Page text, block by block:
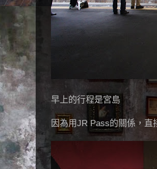
早上的行程是宮島
因為用JR Pass的關係，